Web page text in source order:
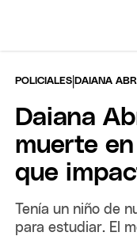
POLICIALES |DAIANA
Daiana
muerte
que
Tenía un niño de
para estudiar. El